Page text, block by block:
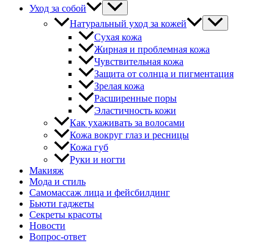
Уход за собой
Натуральный уход за кожей
Сухая кожа
Жирная и проблемная кожа
Чувствительная кожа
Защита от солнца и пигментация
Зрелая кожа
Расширенные поры
Эластичность кожи
Как ухаживать за волосами
Кожа вокруг глаз и ресницы
Кожа губ
Руки и ногти
Макияж
Мода и стиль
Самомассаж лица и фейсбилдинг
Бьюти гаджеты
Секреты красоты
Новости
Вопрос-ответ